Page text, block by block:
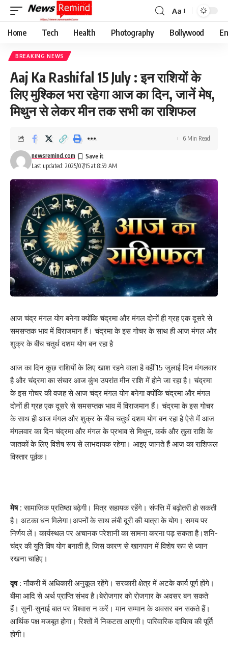
Font
Resizer
Aa
Home Tech Health Photography Bollywood
BREAKING NEWS
Aaj Ka Rashifal 15 July : इन राशियों के
लिए मुश्किल भरा रहेगा आज का दिन, जानें मेष,
मिथुन से लेकर मीन तक सभी का राशिफल
Last updated: 2025/07/15 at 8:59 AM
newsremind.com
6 Min Read
आज चंद्र मंगल योग बनेगा क्योंकि चंद्रमा और मंगल दोनों ही ग्रह एक दूसरे से
समसप्तक भाव में विराजमान हैं। चंद्रमा के इस गोचर के साथ ही आज मंगल और
शुक्र के बीच चतुर्थ दशम योग बन रहा है
आज का दिन कुछ राशियों के लिए खाश रहने वाला है वहीँ 15 जुलाई दिन मंगलवार
है और चंद्रमा का संचार आज कुंभ उपरांत मीन राशि में होने जा रहा है। चंद्रमा
के इस गोचर की वजह से आज चंद्र मंगल योग बनेगा क्योंकि चंद्रमा और मंगल
दोनों ही ग्रह एक दूसरे से समसप्तक भाव में विराजमान हैं। चंद्रमा के इस गोचर
के साथ ही आज मंगल और शुक्र के बीच चतुर्थ दशम योग बन रहा है ऐसे में आज
मंगलवार का दिन चंद्रमा और मंगल के प्रभाव से मिथुन, कर्क और तुला राशि के
जातकों के लिए विशेष रूप से लाभदायक रहेगा। आइए जानते हैं आज का राशिफल
विस्तार पूर्वक।
मेष :सामाजिक प्रतिष्ठा बढ़ेगी। मित्र सहायक रहेंगे। संपत्ति में बढ़ोतरी हो सकती
है। अटका धन मिलेगा।अपनों के साथ लंबी दूरी की यात्रा के योग। समय पर
निर्णय लें। कार्यस्थल पर अचानक परेशानी का सामना करना पड़ सकता है।शनि-
चंद्र की युति विष योग बनाती है, जिस कारण से खानपान में विशेष रूप से ध्यान
रखना चाहिए।
वृष :नौकरी में अधिकारी अनुकूल रहेंगे। सरकारी क्षेत्र में अटके कार्य पूर्ण होंगे।
बीमा आदि से अर्थ प्राप्ति संभव है।बेरोजगार को रोजगार के अवसर बन सकते
हैं। सुनी-सुनाई बात पर विश्वास न करें। मान सम्मान के अवसर बन सकते हैं।
आर्थिक पक्ष मजबूत होगा। रिश्तों में निकटता आएगी। पारिवारिक दायित्व की पूर्ति
होगी।